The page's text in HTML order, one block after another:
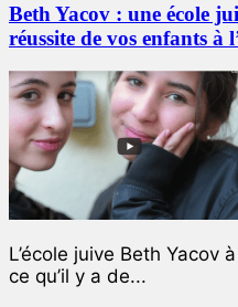
Beth Yacov : une école
réussite de vos enfants à
L’école juive Beth Yacov
ce qu’il y a de...